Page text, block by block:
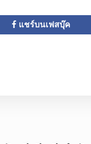
แชร์บนเฟสบุ๊ค